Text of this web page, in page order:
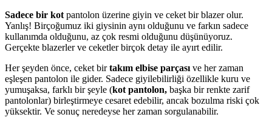
Sadece bir kot pantolon üzerine giyin ve ceket bir blazer olur.
Yanlış! Birçoğumuz iki giysinin aynı olduğunu ve farkın sadece
kullanımda olduğunu, az çok resmi olduğunu düşünüyoruz.
Gerçekte blazerler ve ceketler birçok detay ile ayırt edilir.
Her şeyden önce, ceket birtakım elbise parçası ve her zaman
eşleşen pantolon ile gider. Sadece giyilebilirliği özellikle kuru ve
yumuşaksa, farklı bir şeyle (kot pantolon, başka bir renkte zarif
pantolonlar) birleştirmeye cesaret edebilir, ancak bozulma riski çok
yüksektir. Ve sonuç neredeyse her zaman sorgulanabilir.